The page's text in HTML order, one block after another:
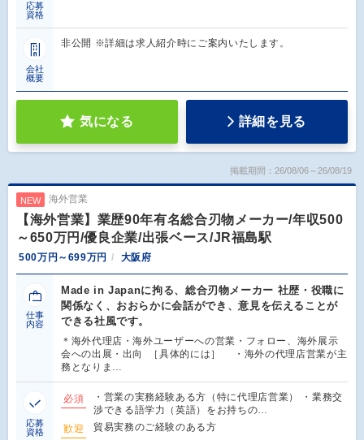
応募
資格
会社
概要
非公開 ※詳細は求人紹介時にご案内いたします。
気になる 詳細を見る
掲載期間：26/08/06～26/08/19
NEW 海外営業
【海外営業】業歴90年有名総合刃物メーカー/年収500
～650万円/優良企業/出張ベース/JR福島駅
500万円～699万円 大阪府
仕事
内容
Made in Japanに拘る、総合刃物メーカー 社歴・役職に
関係なく、おおらかに会話ができ、意見を伝えることが
できる社風です。
＊海外代理店・海外ユーザーへの営業・フォロー、海外展示
会への出展・出向 ［具体的には］ ・海外の代理店営業が主
務となりま…
応募
資格
必須
・営業の実務経験ある方（特に代理店営業） ・業務交
渉できる語学力（英語）をお持ちの…
歓迎
貿易実務のご経験のある方